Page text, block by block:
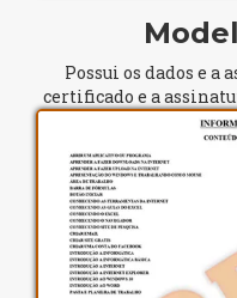
Possui os dados e
certificado e a